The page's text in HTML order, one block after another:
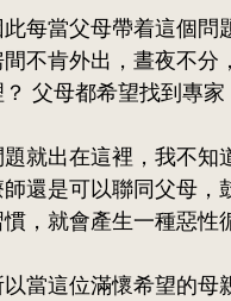
此每當父母帶着這個
間不肯外出，晝夜不分
父母都希望找到專家
題就出在這裡，我不知
師還是可以聯同父母，
慣，就會產生一種惡性
以當這位滿懷希望的母